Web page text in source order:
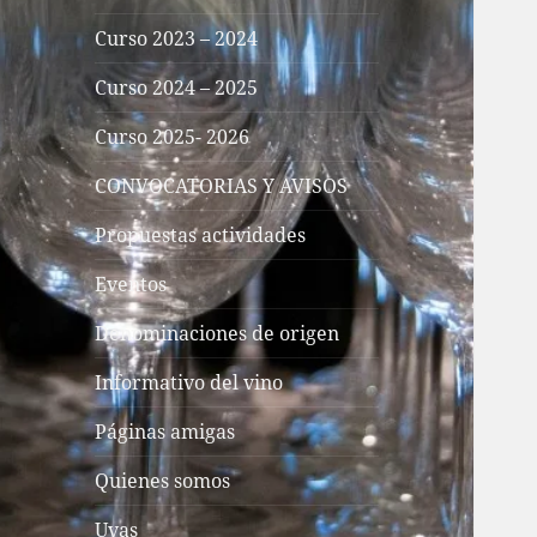
Curso 2023 – 2024
Curso 2024 – 2025
Curso 2025- 2026
CONVOCATORIAS Y AVISOS
Propuestas actividades
Eventos
Denominaciones de origen
Informativo del vino
Páginas amigas
Quienes somos
Uvas